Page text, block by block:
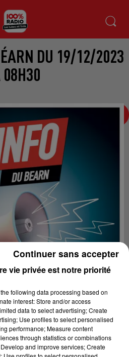
DU 19/12/2023
vie privée est notre priorité
following data processing based on
interest: Store and/or access
data to select advertising; Create
Use profiles to select personalised
performance; Measure content
through statistics or combinations
and improve services; Create
Continuer sans accepter